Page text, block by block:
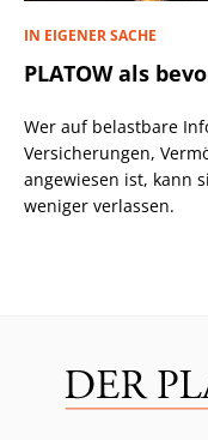
IN EIGENER SACHE
PLATOW als
Wer auf belastbare
Versicherungen,
angewiesen ist, kann
weniger verlassen.